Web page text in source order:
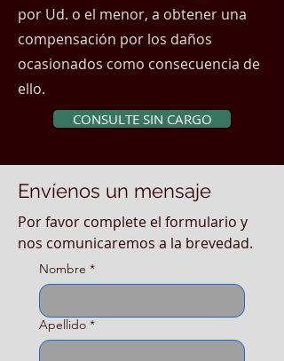
por Ud. o el menor, a obtener una
compensación por los daños
ocasionados como consecuencia de
ello.
CONSULTE SIN CARGO
Envíenos un mensaje
Nombre *
Apellido *
Por favor complete el formulario y
nos comunicaremos a la brevedad.